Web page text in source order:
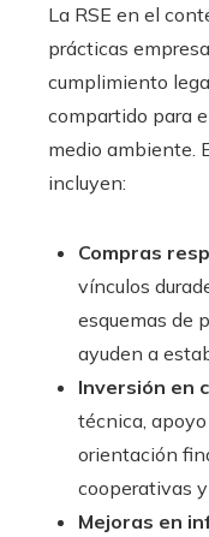
La RSE en el
prácticas
cumplimiento
compartido para
medio ambiente.
incluyen:
Compras
vínculos
esquemas de
ayuden a
Inversión en
técnica,
orientación
cooperativas y
Mejoras en